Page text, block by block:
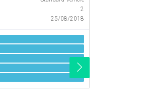
2
25/08/2018